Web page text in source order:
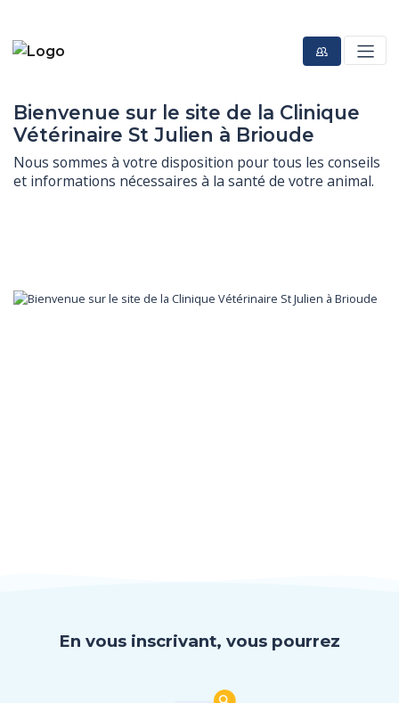
Bienvenue sur le site de la Clinique
Vétérinaire St Julien à Brioude
Nous sommes à votre disposition pour tous les conseils
et informations nécessaires à la santé de votre animal.
En vous inscrivant, vous pourrez